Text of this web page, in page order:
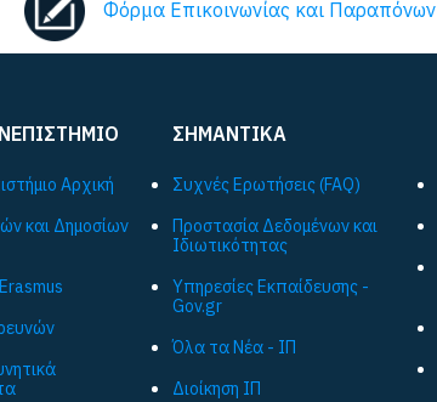
Φόρμα Επικοινωνίας και Παραπόνων
Αρχική
και Δημοσίων
ΣΗΜΑΝΤΙΚΑ
Συχνές Ερωτήσεις (FAQ)
Προστασία Δεδομένων και
Ιδιωτικότητας
Υπηρεσίες Εκπαίδευσης -
Gov.gr
Όλα τα Νέα - ΙΠ
Διοίκηση ΙΠ